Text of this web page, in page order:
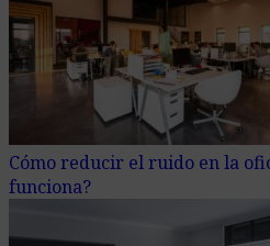
Cómo reducir el ruido en la
funciona?